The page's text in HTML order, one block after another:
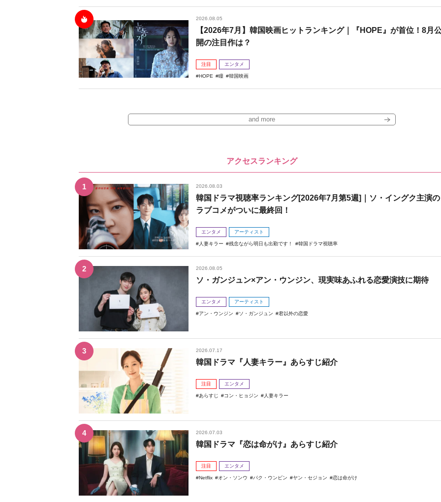
2026.08.05
【2026年7月】韓国映画ヒットランキング｜『HOPE』が首位！8月
開の注目作は？
注目 エンタメ
HOPE 瞳 韓国映画
and more
アクセスランキング
2026.08.03
韓国ドラマ視聴率ランキング[2026年7月第5週]｜ソ・イングク主演の
ラブコメがついに最終回！
エンタメ アーティスト
人妻キラー 残念ながら明日も出勤です！ 韓国ドラマ視聴率
2026.08.05
ソ・ガンジュン×アン・ウンジン、現実味あふれる恋愛演技に期待
エンタメ アーティスト
アン・ウンジン ソ・ガンジュン 君以外の恋愛
2026.07.17
韓国ドラマ『人妻キラー』あらすじ紹介
注目 エンタメ
あらすじ コン・ヒョジン 人妻キラー
2026.07.03
韓国ドラマ『恋は命がけ』あらすじ紹介
注目 エンタメ
Netflix オン・ソンウ パク・ウンビン ヤン・セジョン 恋は命がけ